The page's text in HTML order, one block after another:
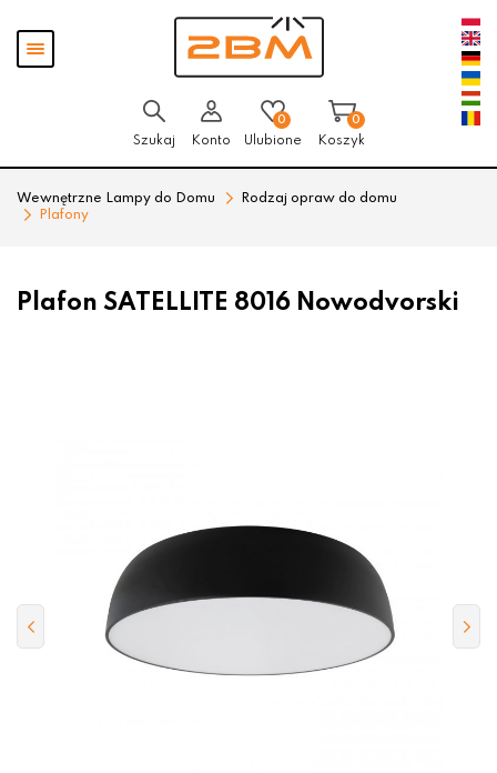
Pokaż
menu
Szukaj Konto
0
Ulubione
0
Koszyk
Wewnętrzne Lampy do Domu
Rodzaj opraw do domu
Plafony
Plafon SATELLITE 8016 Nowodvorski